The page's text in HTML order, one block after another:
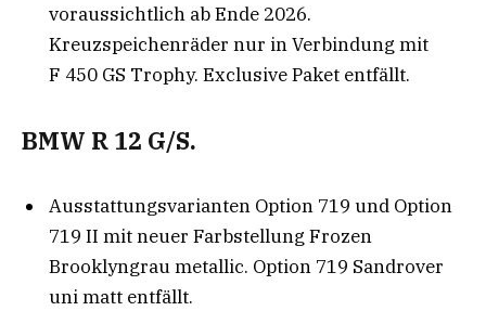
voraussichtlich ab Ende 2026.
Kreuzspeichenräder nur in Verbindung mit
F 450 GS Trophy. Exclusive Paket entfällt.
BMW R 12 G/S.
Ausstattungsvarianten Option 719 und Option
719 II mit neuer Farbstellung Frozen
Brooklyngrau metallic. Option 719 Sandrover
uni matt entfällt.